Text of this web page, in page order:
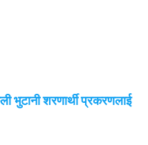
भुटानी शरणार्थी प्रकरणलाई